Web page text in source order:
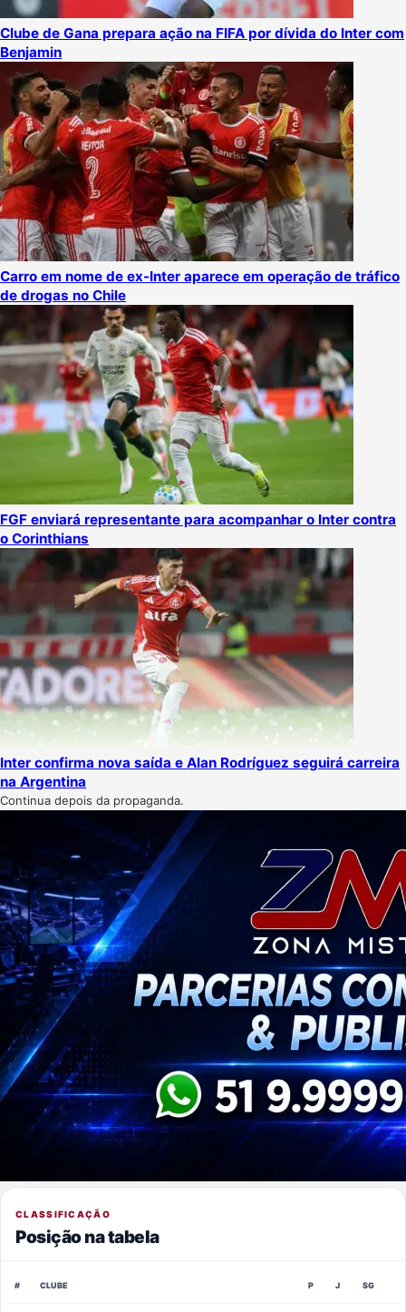
Clube de Gana prepara ação na FIFA por dívida do Inter com
Benjamin
Carro em nome de ex-Inter aparece em operação de tráfico
de drogas no Chile
FGF enviará representante para acompanhar o Inter contra
o Corinthians
Inter confirma nova saída e Alan Rodríguez seguirá carreira
na Argentina
Continua depois da propaganda.
CLASSIFICAÇÃO
Posição na tabela
# CLUBE P J SG